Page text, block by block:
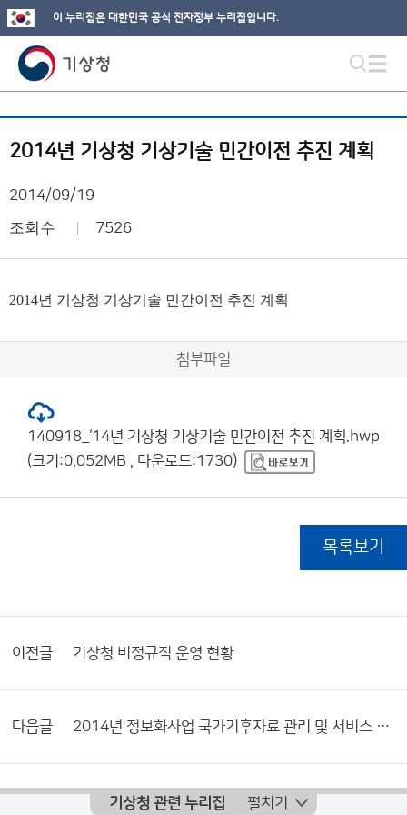
이 누리집은 대한민국 공식 전자정부 누리집입니다.
2014년 기상청 기상기술 민간이전 추진 계획
2014/09/19
조회수 7526
2014년 기상청 기상기술 민간이전 추진 계획
첨부파일
140918_‘14년 기상청 기상기술 민간이전 추진 계획.hwp
(크기:0.052MB , 다운로드:1730)
목록보기
이전글 기상청 비정규직 운영 현황
다음글 2014년 정보화사업 국가기후자료 관리 및 서비스 체계 구축 사업 계획(안)
기상청 관련 누리집 펼치기